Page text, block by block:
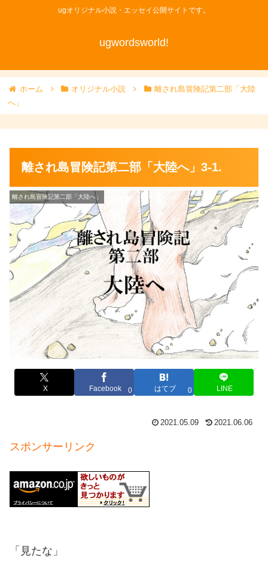
ugオリジナル小説・エッセイ公開サイトです。
ugwordsworld!
ホーム オリジナル小説
離され島冒険記第二部「大陸
へ」
離され島冒険記第二部「大陸へ」3-1.
離され島冒険記第二部「大陸へ」
X Facebook 0 はてブ 0 LINE
2021.05.09 2021.06.06
スポンサーリンク
「見たな」